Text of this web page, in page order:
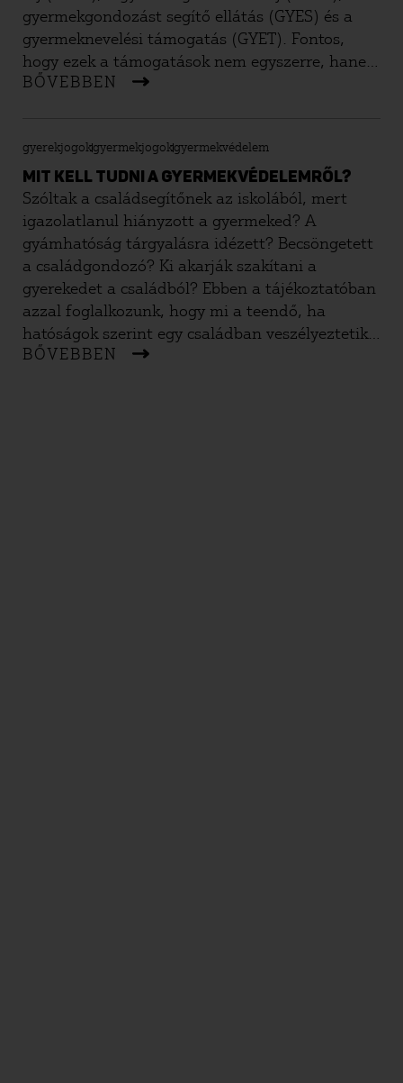
gyermekgondozást segítő ellátás (GYES) és a
gyermeknevelési támogatás (GYET). Fontos,
hogy ezek a támogatások nem egyszerre, hanem
egymás után járnak és az összegük egyre
járnak ezek az ellátások, hogyan kell igényelni
őket, és milyen egyéb szabályok vonatkoznak
rájuk.
BŐVEBBEN
gyerekjogokgyermekjogokgyermekvédelem
MIT KELL TUDNI A GYERMEKVÉDELEMRŐL?
Szóltak a családsegítőnek az iskolából, mert
igazolatlanul hiányzott a gyermeked? A
gyámhatóság tárgyalásra idézett? Becsöngetett
a családgondozó? Ki akarják szakítani a
gyerekedet a családból? Ebben a tájékoztatóban
azzal foglalkozunk, hogy mi a teendő, ha
hatóságok szerint egy családban veszélyeztetik
a gyerekeket, és hogyan kerüld el, hogy
BŐVEBBEN